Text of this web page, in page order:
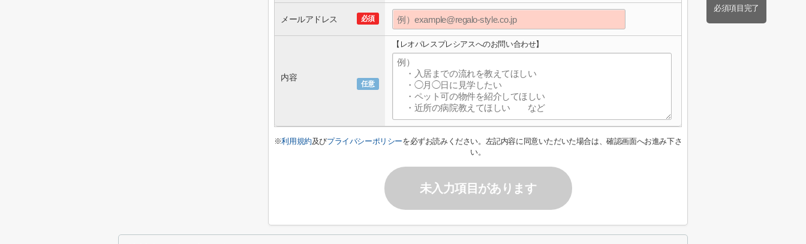
必須項目完了
必須
メールアドレス
任意
内容
【レオパレスプレシアスへのお問い合わせ】
※利用規約及びプライバシーポリシーを必ずお読みください。左記内容に同意いただいた場合は、確認画面へお進み下さ
い。
未入力項目があります